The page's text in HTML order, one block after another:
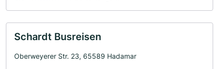
Schardt Busreisen
Oberweyerer Str. 23, 65589 Hadamar